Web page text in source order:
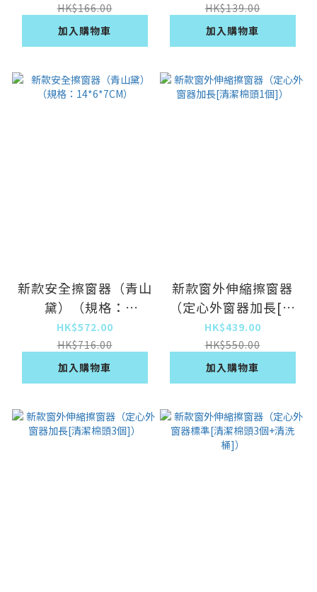
HK$166.00
加入購物車
HK$139.00
加入購物車
新款安全擦窗器（青山
黛）（規格：
14*6*7CM）
HK$572.00
HK$716.00
加入購物車
新款窗外伸縮擦窗器
（定心外窗器加長[清
潔棉頭1個]）
HK$439.00
HK$550.00
加入購物車